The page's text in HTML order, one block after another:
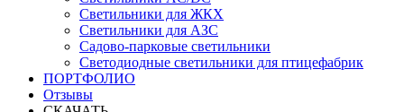
Светильники для ЖКХ
Светильники для АЗС
Садово-парковые светильники
Светодиодные светильники для птицефабрик
ПОРТФОЛИО
Отзывы